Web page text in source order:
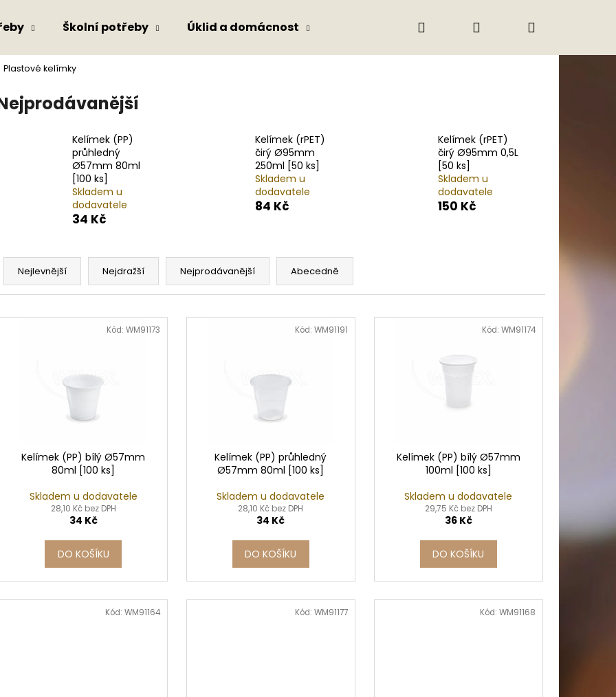
Školní potřeby Úklid a domácnost Obchodní podmínky
Přihlášení
Plastové kelímky
Kelímek (PP)
průhledný
Ø57mm 80ml
[100 ks]
Skladem u
dodavatele
34 Kč
Kelímek (rPET)
čirý Ø95mm
250ml [50 ks]
Skladem u
dodavatele
84 Kč
Kelímek (rPET)
čirý Ø95mm 0,5L
[50 ks]
Skladem u
dodavatele
150 Kč
Ř
Nejlevnější Nejdražší Nejprodávanější Abecedně
Kelímek (PP) bílý Ø57mm
80ml [100 ks]
Skladem u dodavatele
28,10 Kč bez DPH
34 Kč
DO KOŠÍKU
Kód:WM91173
Kelímek (PP) průhledný
Ø57mm 80ml [100 ks]
Skladem u dodavatele
28,10 Kč bez DPH
34 Kč
DO KOŠÍKU
Kód: WM91191
Kelímek (PP) bílý Ø57mm
100ml [100 ks]
Skladem u dodavatele
29,75 Kč bez DPH
36 Kč
DO KOŠÍKU
Kód: WM91174
Kód:WM91164 Kód: WM91177 Kód: WM91168
Co potřebujete najít?
Doporučujeme
DĚTSKÝCH BAREV KIDS ART ARTISTS,
240 KS